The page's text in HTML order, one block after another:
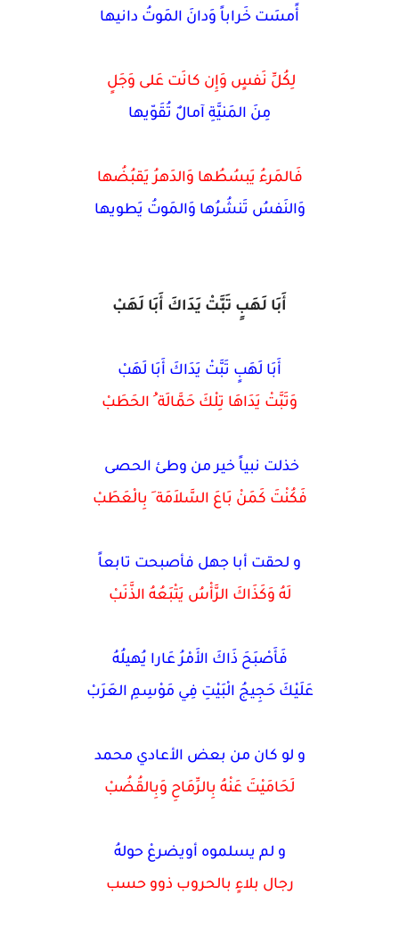
أًمسَت خَراباً وَدانَ المَوتُ دانيها
لِكُلِّ نَفسٍ وَإِن كانَت عَلى وَجَلٍ
مِنَ المَنيَّةِ آمالٌ تُقَوّيها
فَالمَرءُ يَبسُطُها وَالدَهرُ يَقبُضُها
وَالنَفسُ تَنشُرُها وَالمَوتُ يَطويها
أَبَا لَهَبٍ تَبَّتْ يَدَاكَ أَبَا لَهَبْ
أَبَا لَهَبٍ تَبَّتْ يَدَاكَ أَبَا لَهَبْ
وَتَبَّتْ يَدَاهَا تِلْكَ حَمَّالَة ُ الحَطَبْ
خذلت نبياً خير من وطئ الحصى
فَكُنْتَ كَمَنْ بَاعَ السَّلاَمَة َ بِالْعَطَبْ
و لحقت أبا جهل فأصبحت تابعاً
لَهُ وَكَذَاكَ الرَّأْسُ يَتْبَعُهُ الذَّنَبْ
فَأَصْبَحَ ذَاكَ الأَمْرُ عَارا يُهيلُهُ
عَلَيْكَ حَجِيجُ الْبَيْتِ فِي مَوْسِمِ العَرَبْ
و لو كان من بعض الأعادي محمد
لَحَامَيْتَ عَنْهُ بِالرِّمَاحِ وَبِالقُضُبْ
و لم يسلموه أويضرعْ حولهُ
رجال بلاءٍ بالحروب ذوو حسب